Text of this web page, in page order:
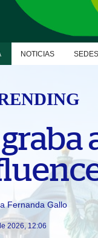
NOTICIAS SEDES
Fernanda Gallo
2026, 12:06